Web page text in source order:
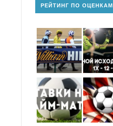
РЕЙТИНГ ПО ОЦЕНКАМ